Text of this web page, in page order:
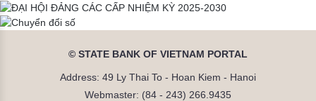
© STATE BANK OF VIETNAM PORTAL
Address: 49 Ly Thai To - Hoan Kiem - Hanoi
Webmaster: (84 - 243) 266.9435